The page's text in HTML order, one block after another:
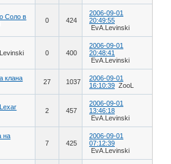
Соло в
0 424
2006-09-01
20:49:55
EvA.Levinski
0 400
2006-09-01
20:48:41
EvA.Levinski
клана
27 1037
2006-09-01
16:10:39 ZooL
2 457
2006-09-01
13:46:18
EvA.Levinski
на
7 425
2006-09-01
07:12:39
EvA.Levinski